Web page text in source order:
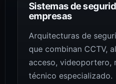
Sistemas de
empresas
Arquitecturas de
que combinan CCTV,
acceso, videoportero,
técnico especializado.